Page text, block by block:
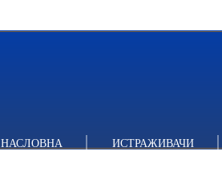
НАСЛОВНА ИСТРАЖИВАЧИ